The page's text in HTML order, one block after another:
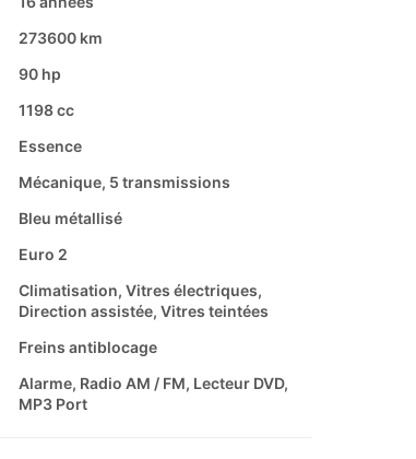
273600 km
90 hp
1198 cc
Essence
Mécanique, 5 transmissions
Bleu métallisé
Euro 2
Climatisation, Vitres électriques,
Direction assistée, Vitres teintées
Freins antiblocage
Alarme, Radio AM / FM, Lecteur DVD,
MP3 Port